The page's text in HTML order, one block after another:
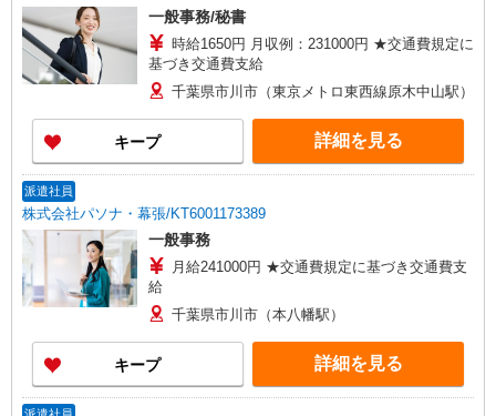
一般事務/秘書
時給1650円 月収例：231000円 ★交通費規定に
基づき交通費支給
千葉県市川市（東京メトロ東西線原木中山駅）
キープ 詳細を見る
派遣社員
株式会社パソナ・幕張/KT6001173389
一般事務
月給241000円 ★交通費規定に基づき交通費支
給
千葉県市川市（本八幡駅）
キープ 詳細を見る